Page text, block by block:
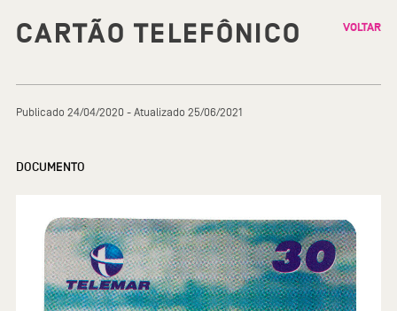
CARTÃO TELEFÔNICO VOLTAR
Publicado 24/04/2020 - Atualizado 25/06/2021
DOCUMENTO